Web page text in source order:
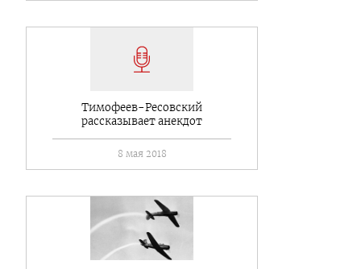
Тимофеев-Ресовский
рассказывает анекдот
8 мая 2018